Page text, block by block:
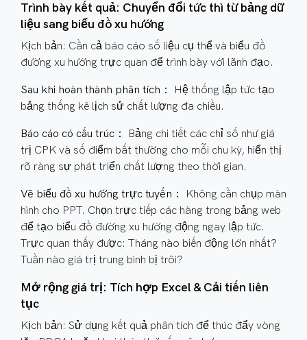
Trình bày kết quả: Chuyển đổi tức thì từ bảng dữ
liệu sang biểu đồ xu hướng
Kịch bản: Cần cả báo cáo số liệu cụ thể và biểu đồ
đường xu hướng trực quan để trình bày với lãnh đạo.
Sau khi hoàn thành phân tích：
Hệ thống lập tức tạo
bảng thống kê lịch sử chất lượng đa chiều.
Báo cáo có cấu trúc：
Bảng chi tiết các chỉ số như giá
trị CPK và số điểm bất thường cho mỗi chu kỳ, hiển thị
rõ ràng sự phát triển chất lượng theo thời gian.
Vẽ biểu đồ xu hướng trực tuyến：
Không cần chụp màn
hình cho PPT. Chọn trực tiếp các hàng trong bảng web
để tạo biểu đồ đường xu hướng động ngay lập tức.
Trực quan thấy được: Tháng nào biến động lớn nhất?
Tuần nào giá trị trung bình bị trôi?
Mở rộng giá trị: Tích hợp Excel & Cải tiến liên
tục
Kịch bản: Sử dụng kết quả phân tích để thúc đẩy vòng